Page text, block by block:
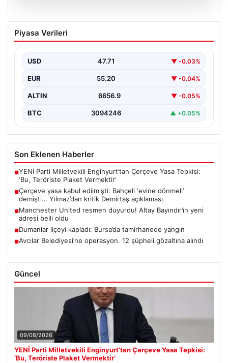
08.08.2026
Çerçeve yasa kabul edilmişti: Bahçeli
‘evine dönmeli’ demişti… Yılmaz’dan
{ "title": "Çerçeve Yasa Tartışmaları ve Yılmaz’dan Kritik
Piyasa Verileri
USD 47.71 ▼ -0.03%
EUR 55.20 ▼ -0.04%
ALTIN 6656.9 ▼ -0.05%
BTC 3094246 ▲ +0.05%
Son Eklenen Haberler
■YENİ Parti Milletvekili Enginyurt’tan Çerçeve Yasa Tepkisi:
‘Bu, Teröriste Plaket Vermektir’
■Çerçeve yasa kabul edilmişti: Bahçeli ‘evine dönmeli’
demişti… Yılmaz’dan kritik Demirtaş açıklaması
■Manchester United resmen duyurdu! Altay Bayındır’ın yeni
adresi belli oldu
■Dumanlar ilçeyi kapladı: Bursa’da tamirhanede yangın
■Avcılar Belediyesi’ne operasyon. 12 şüpheli gözaltına alındı
Güncel
09/08/2026
YENİ Parti Milletvekili Enginyurt’tan Çerçeve Yasa Tepkisi:
‘Bu, Teröriste Plaket Vermektir’